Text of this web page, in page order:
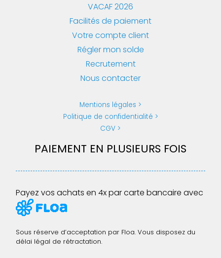
VACAF 2026
Facilités de paiement
Votre compte client
Régler mon solde
Recrutement
Nous contacter
Mentions légales
Politique de confidentialité
CGV
PAIEMENT EN PLUSIEURS FOIS
Payez vos achats en 4x par carte bancaire avec
Sous réserve d’acceptation par Floa. Vous disposez du
délai légal de rétractation.